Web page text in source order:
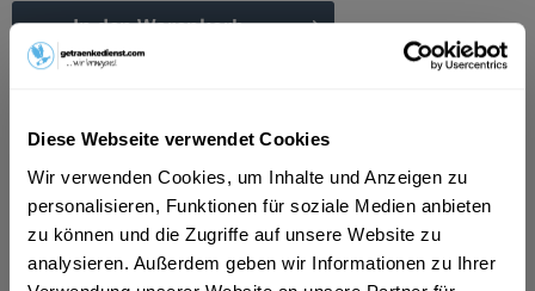
Diese Webseite verwendet Cookies
Wir verwenden Cookies, um Inhalte und Anzeigen zu
personalisieren, Funktionen für soziale Medien anbieten
zu können und die Zugriffe auf unsere Website zu
analysieren. Außerdem geben wir Informationen zu Ihrer
In denWarenkorb
mehr
"Aqua Nordic Kirsche 6 x 1,5l"